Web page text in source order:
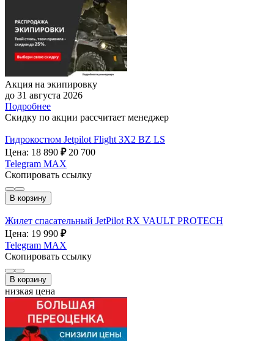
Акция на экипировку
до 31 августа 2026
Подробнее
Скидку по акции рассчитает менеджер
Гидрокостюм Jetpilot Flight 3X2 BZ LS
Цена: 18 890 ₽ 20 700
Telegram MAX
Скопировать ссылку
В корзину
Жилет спасательный JetPilot RX VAULT PROTECH
Цена: 19 990 ₽
Telegram MAX
Скопировать ссылку
В корзину
низкая цена